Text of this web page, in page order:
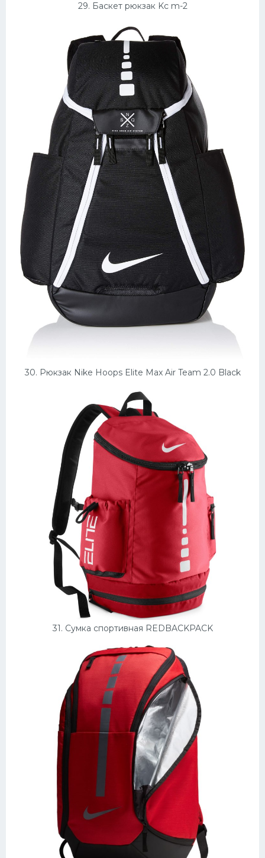
29. Баскет рюкзак Kc m-2
30. Рюкзак Nike Hoops Elite Max Air Team 2.0 Black
31. Сумка спортивная REDBACKPACK